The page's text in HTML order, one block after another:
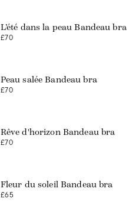
L’été dans la peau Bandeau bra
£70
Peau salée Bandeau bra
£70
Rêve d'horizon Bandeau bra
£70
Fleur du soleil Bandeau bra
£65